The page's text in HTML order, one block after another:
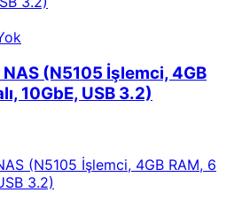
(N5105 İşlemci, 4GB
10GbE, USB 3.2)